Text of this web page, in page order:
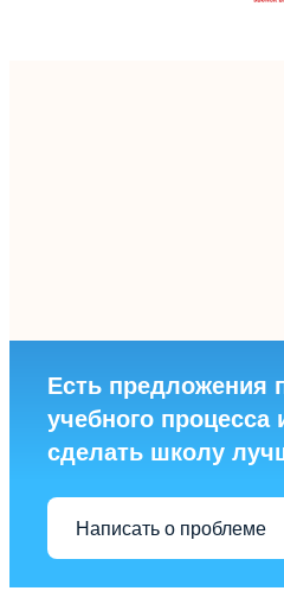
Есть предложения
учебного процесса
сделать школу
Написать о проблеме